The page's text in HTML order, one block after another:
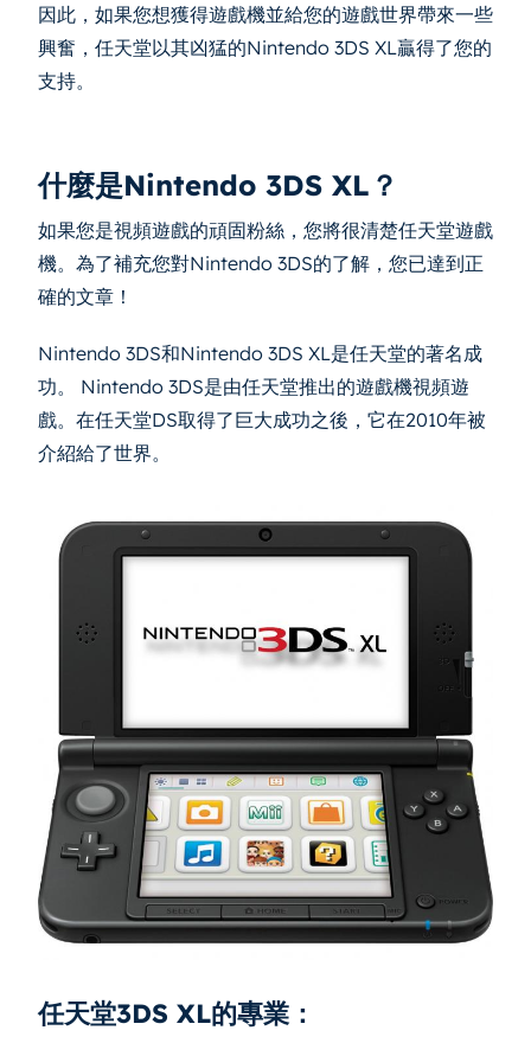
因此，如果您想獲得遊戲機並給您的遊戲世界帶來一些
興奮，任天堂以其凶猛的Nintendo 3DS XL贏得了您的
支持。
什麼是Nintendo 3DS XL？
如果您是視頻遊戲的頑固粉絲，您將很清楚任天堂遊戲
機。為了補充您對Nintendo 3DS的了解，您已達到正
確的文章！
Nintendo 3DS和Nintendo 3DS XL是任天堂的著名成
功。 Nintendo 3DS是由任天堂推出的遊戲機視頻遊
戲。在任天堂DS取得了巨大成功之後，它在2010年被
介紹給了世界。
任天堂3DS XL的專業：